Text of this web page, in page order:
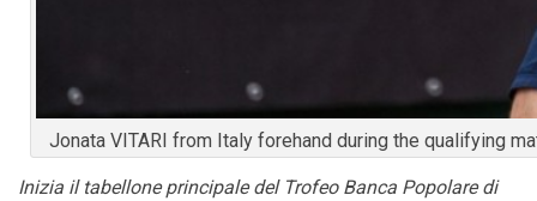
Jonata VITARI from Italy forehand during the qualifying
Inizia il tabellone principale del Trofeo Banca Popolare di